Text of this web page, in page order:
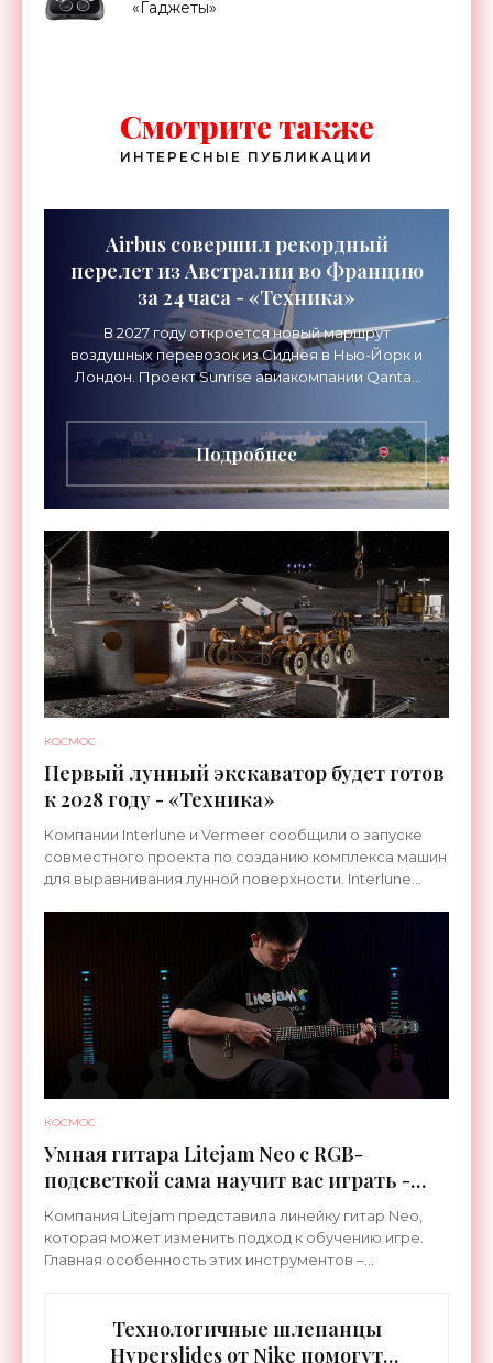
«Гаджеты»
Смотрите также
ИНТЕРЕСНЫЕ ПУБЛИКАЦИИ
Airbus совершил рекордный
перелет из Австралии во Францию
за 24 часа - «Техника»
В 2027 году откроется новый маршрут
воздушных перевозок из Сиднея в Нью-Йорк и
Лондон. Проект Sunrise авиакомпании Qantas
длительностью до 24
Подробнее
КОСМОС
Первый лунный экскаватор будет готов
к 2028 году - «Техника»
Компании Interlune и Vermeer сообщили о запуске
совместного проекта по созданию комплекса машин
для выравнивания лунной поверхности. Interlune
КОСМОС
Умная гитара Litejam Neo с RGB-
подсветкой сама научит вас играть -
«Гаджеты»
Компания Litejam представила линейку гитар Neo,
которая может изменить подход к обучению игре.
Главная особенность этих инструментов –
Технологичные шлепанцы
Hyperslides от Nike помогут